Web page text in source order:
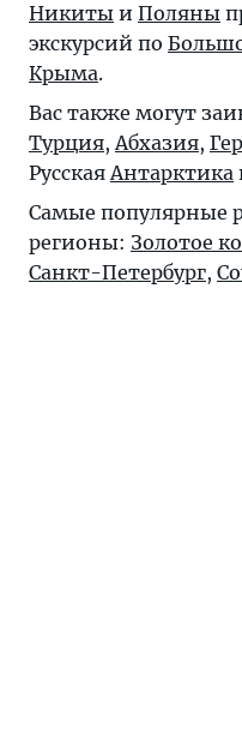
Никиты и Поляны
экскурсий по
Крыма.
Вас также могут
Турция,Абхазия,
РусскаяАнтарктика
Самые популярные
регионы: Золотое
Санкт-Петербург,